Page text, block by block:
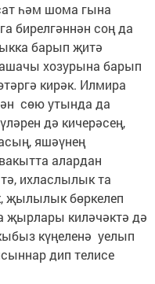
һәм шома гына
бирелгәннән соң да
барып җитә
хозурына барып
кирәк. Илмира
сөю утында да
дә кичерәсең,
яшәүнең
алардан
ихласлылык та
җылылык бөркелеп
җырлары киләчәктә дә
күңеленә уелып
дип телисе